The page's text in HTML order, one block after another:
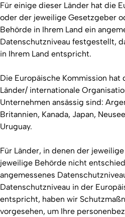
Für einige dieser Länder hat die
oder der jeweilige Gesetzgeber
Behörde in Ihrem Land ein
Datenschutzniveau festgestellt,
in Ihrem Land entspricht.
Die Europäische Kommission hat
Länder/ internationale
Unternehmen ansässig sind:
Britannien, Kanada, Japan,
Uruguay.
Für Länder, in denen der
jeweilige Behörde nicht
angemessenes
Datenschutzniveau in der
entspricht, haben wir
vorgesehen, um Ihre